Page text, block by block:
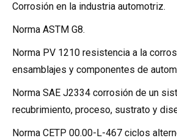
Corrosión en la industria automotriz.
Norma ASTM G8.
Norma PV 1210 resistencia a la
ensamblajes y componentes de
Norma SAE J2334 corrosión de un
recubrimiento, proceso, sustrato y
Norma CETP 00.00-L-467 ciclos